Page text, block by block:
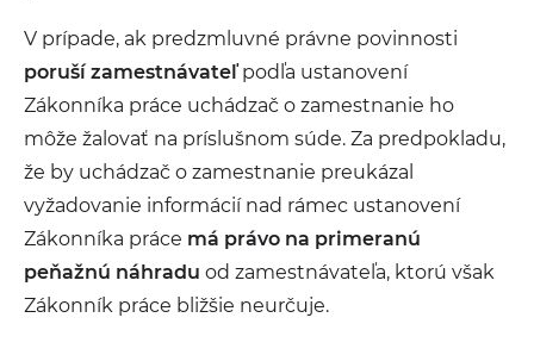
V prípade, ak predzmluvné právne povinnosti
poruší zamestnávateľpodľa ustanovení
Zákonníka práce uchádzač o zamestnanie ho
môže žalovať na príslušnom súde. Za predpokladu,
že by uchádzač o zamestnanie preukázal
vyžadovanie informácií nad rámec ustanovení
Zákonníka práce má právo na primeranú
peňažnú náhradu od zamestnávateľa, ktorú však
Zákonník práce bližšie neurčuje.